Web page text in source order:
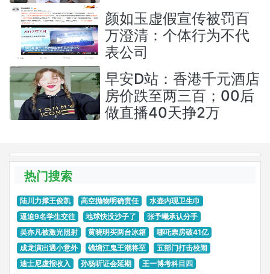
颜如玉虚假宣传被罚百
万澄清：个体行为不代
表公司
早安D站：香港千元酒店
房价跌至两三百；00后
做直播40天挣2万
热门搜索
陆川力撑王俊凯 高空抛物明确责任
水壶内现卫生巾
逼迫9名学生交往
地球快没沙子了
张予曦承认分手
吴亦凡被激光照射
黄晓明买两台冰箱
哪吒票房破41亿
成龙演出遇小意外
钱塘江鬼王潮将至
五部门打击校闹
迪士尼虚报收入
孙杨听证会延期
王一博考科目四